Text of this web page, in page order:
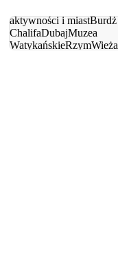
aktywności i miastBurdż
ChalifaDubajMuzea
WatykańskieRzymWieża